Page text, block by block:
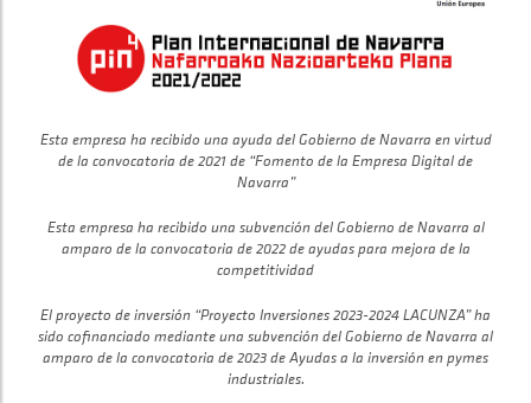
Esta empresa ha recibido una ayuda del Gobierno de Navarra en virtud
de la convocatoria de 2021 de “Fomento de la Empresa Digital de
Navarra”
Esta empresa ha recibido una subvención del Gobierno de Navarra al
amparo de la convocatoria de 2022 de ayudas para mejora de la
competitividad
El proyecto de inversión “Proyecto Inversiones 2023-2024 LACUNZA” ha
sido cofinanciado mediante una subvención del Gobierno de Navarra al
amparo de la convocatoria de 2023 de Ayudas a la inversión en pymes
industriales.